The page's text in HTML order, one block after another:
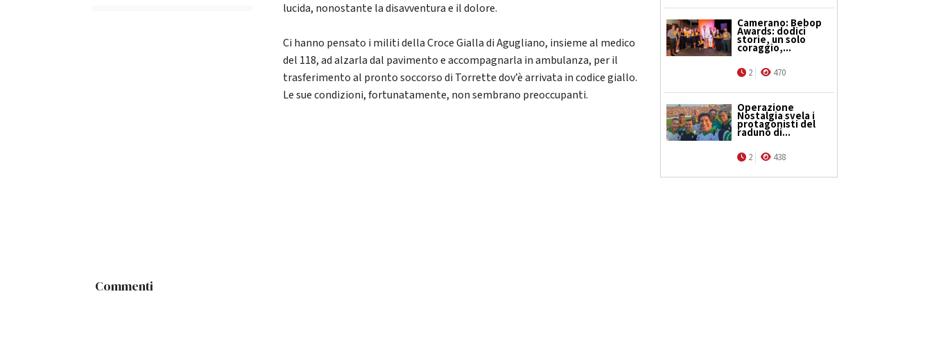
lucida, nonostante la disavventura e il dolore.
Ci hanno pensato i militi della Croce Gialla di Agugliano, insieme al medico
del 118, ad alzarla dal pavimento e accompagnarla in ambulanza, per il
trasferimento al pronto soccorso di Torrette dov’è arrivata in codice giallo.
Le sue condizioni, fortunatamente, non sembrano preoccupanti.
Camerano: Bebop
Awards: dodici
storie, un solo
coraggio,...
2 470
Operazione
Nostalgia svela i
protagonisti del
raduno di...
2 438
Commenti